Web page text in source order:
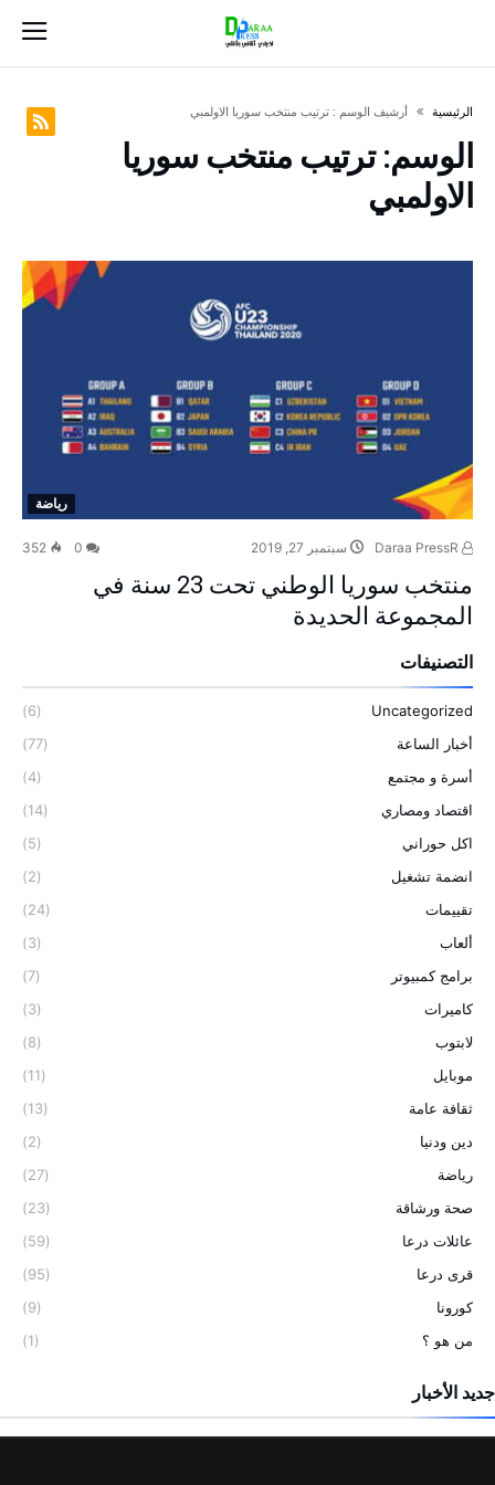
‫الرئيسية‬ ‫أرشيف الوسم :‬ ترتيب منتخب سوريا الاولمبي
الوسم:ترتيب منتخب سوريا
الاولمبي
رياضة
سبتمبر 27, 2019 352
منتخب سوريا الوطني تحت 23 سنة في
المجموعة الحديدة
التصنيفات
Uncategorized
(6)
أخبار الساعة
(77)
أسرة و مجتمع
(4)
اقتصاد ومصاري
(14)
اكل حوراني
(5)
انضمة تشغيل
(2)
تقييمات
(24)
ألعاب
(3)
برامج كمبيوتر
(7)
كاميرات
(3)
لابتوب
(8)
موبايل
(11)
ثقافة عامة
(13)
دين ودنيا
(2)
رياضة
(27)
صحة ورشاقة
(23)
عائلات درعا
(59)
قرى درعا
(95)
كورونا
(9)
من هو ؟
(1)
جديد الأخبار